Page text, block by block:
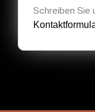
Schreiben Sie